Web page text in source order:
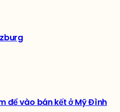
để vào bán kết ở Mỹ Đình